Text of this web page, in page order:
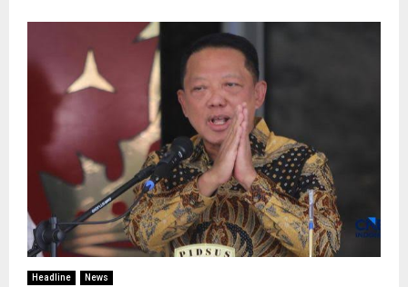
Headline News